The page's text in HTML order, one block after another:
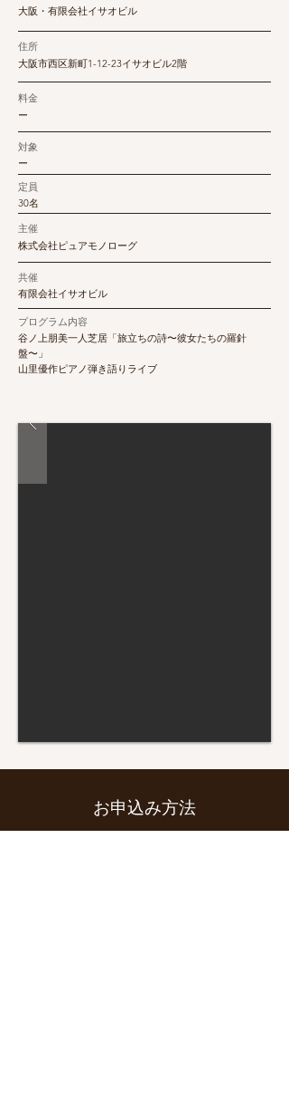
大阪・有限会社イサオビル
住所
大阪市西区新町1-12-23イサオビル2階
料金
ー
対象
ー
定員
30名
主催
株式会社ピュアモノローグ
共催
有限会社イサオビル
プログラム内容
谷ノ上朋美一人芝居「旅立ちの詩〜彼女たちの羅針
盤〜」
山里優作ピアノ弾き語りライブ
お申込み方法